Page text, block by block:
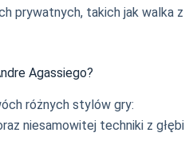
prywatnych, takich jak walka z
Agassiego?
różnych stylów gry:
niesamowitej techniki z głębi